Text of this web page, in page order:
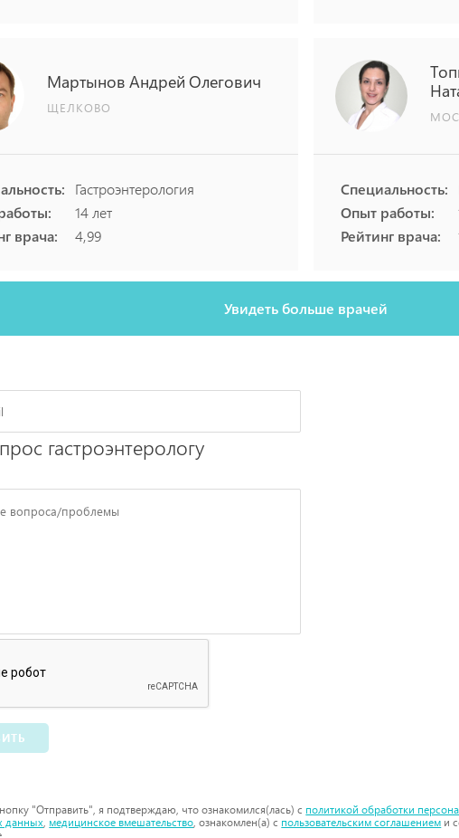
Мартынов Андрей Олегович
ЩЕЛКОВО
Гастроэнтерология
14 лет
врача:
4,99
Специальность:
Опыт работы:
Рейтинг врача:
Увидеть больше врачей
гастроэнтерологу
"Отправить", я подтверждаю, что ознакомился(лась) с политикой обработки
данных, медицинское вмешательство, ознакомлен(а) с пользовательским соглашением и